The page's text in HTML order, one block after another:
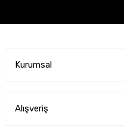
Kurumsal
Alışveriş